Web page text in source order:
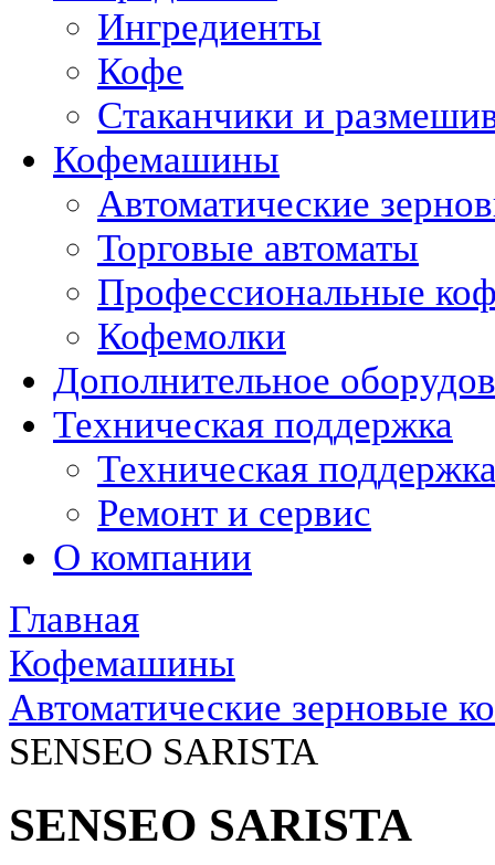
Ингредиенты
Кофе
Стаканчики и
Кофемашины
Автоматические
Торговые автоматы
Профессиональные
Кофемолки
Дополнительное
Техническая поддержка
Техническая
Ремонт и сервис
О компании
Главная
Кофемашины
Автоматические зерновые
SENSEO SARISTA
SENSEO SARISTA